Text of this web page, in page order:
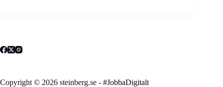
Copyright © 2026 steinberg.se - #JobbaDigitalt